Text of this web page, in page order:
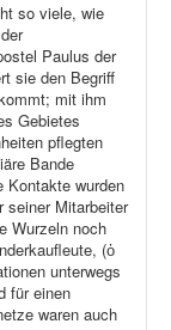
so viele, wie
Paulus der
sie den Begriff
mit ihm
Gebietes
pflegten
Bande
Kontakte wurden
seiner Mitarbeiter
Wurzeln noch
(ὁ
unterwegs
für einen
waren auch